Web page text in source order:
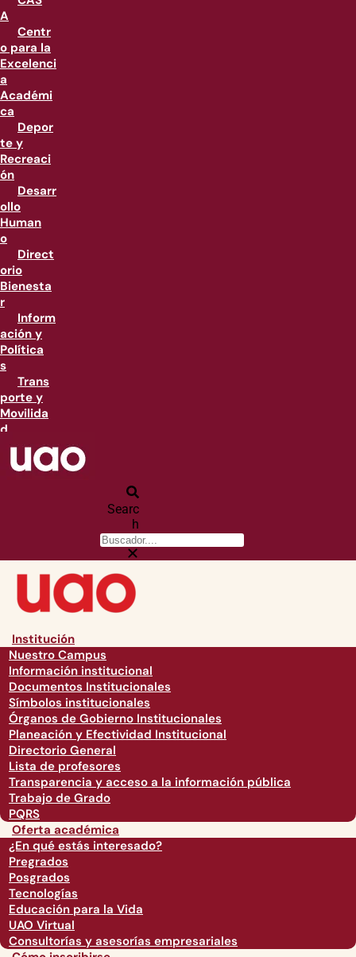
A
Centr
o para la
Excelenci
a
Académi
ca
Depor
te y
Recreaci
ón
Desarr
ollo
Human
o
Direct
orio
Bienesta
r
Inform
ación y
Política
s
Trans
porte y
Movilida
d
Searc
h
Institución
Nuestro Campus
Información institucional
Documentos Institucionales
Símbolos institucionales
Órganos de Gobierno Institucionales
Planeación y Efectividad Institucional
Directorio General
Lista de profesores
Transparencia y acceso a la información pública
Trabajo de Grado
PQRS
Oferta académica
¿En qué estás interesado?
Pregrados
Posgrados
Tecnologías
Educación para la Vida
UAO Virtual
Consultorías y asesorías empresariales